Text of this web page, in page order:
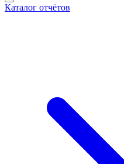
Каталог отчётов